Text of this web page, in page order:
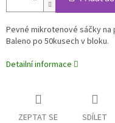
Pevné mikrotenové sáčky na
Baleno po 50kusech v bloku.
Detailní informace
ZEPTAT SE SDÍLET